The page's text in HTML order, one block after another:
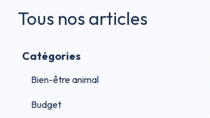
Tous nos articles
Catégories
Bien-être animal
Budget